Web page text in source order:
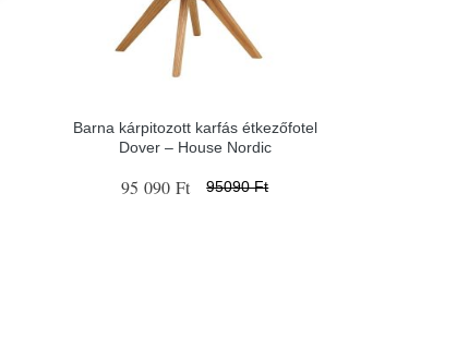
Barna kárpitozott karfás étkezőfotel
Dover – House Nordic
95 090 Ft 95090 Ft